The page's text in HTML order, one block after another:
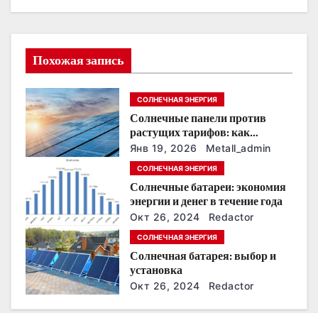
и
я
п
о
з
а
и
с
я
м
Похожая запись
СОЛНЕЧНАЯ ЭНЕРГИЯ
Солнечные панели против
растущих тарифов: как
сохранить
энергонезависимость в
ближайшие годы
Янв 19, 2026 Metall_admin
СОЛНЕЧНАЯ ЭНЕРГИЯ
Солнечные батареи: экономия
энергии и денег в течение года
Окт 26, 2024 Redactor
СОЛНЕЧНАЯ ЭНЕРГИЯ
Солнечная батарея: выбор и
установка
Окт 26, 2024 Redactor